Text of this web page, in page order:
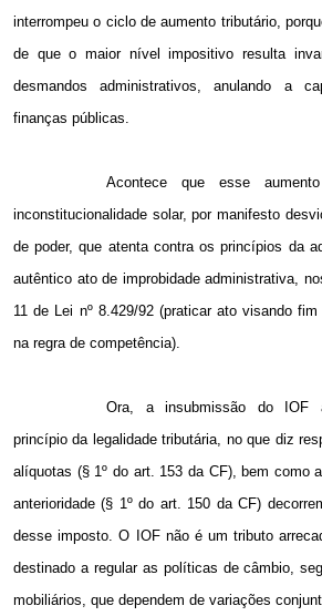
interrompeu o ciclo de aumento tributário,
de que o maior nível impositivo resulta
desmandos administrativos, anulando a
finanças públicas.
Acontece que esse
inconstitucionalidade solar, por manifesto
de poder, que atenta contra os princípios da
autêntico ato de improbidade administrativa,
11 de Lei nº 8.429/92 (praticar ato visando
na regra de competência).
Ora, a insubmissão do IOF
princípio da legalidade tributária, no que diz
alíquotas (§ 1º do art. 153 da CF), bem como
anterioridade (§ 1º do art. 150 da CF)
desse imposto. O IOF não é um tributo
destinado a regular as políticas de câmbio,
mobiliários, que dependem de variações